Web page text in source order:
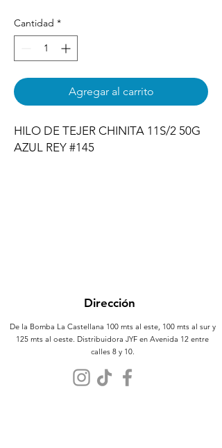
Cantidad *
Agregar al carrito
HILO DE TEJER CHINITA 11S/2 50G
AZUL REY #145
Dirección
De la Bomba La Castellana 100 mts al este, 100 mts al sur y
125 mts al oeste. Distribuidora JYF en Avenida 12 entre
calles 8 y 10.